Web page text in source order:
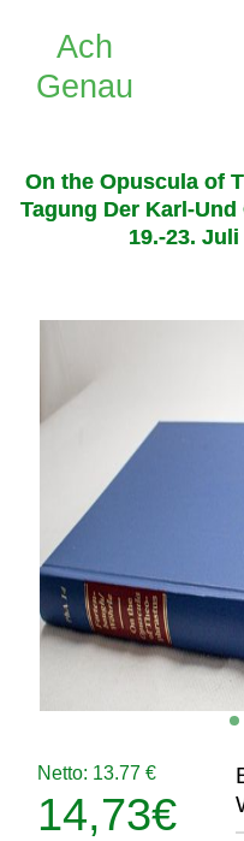
On the Opuscula of
Tagung Der Karl-
19.-23.
Netto: 13.77 €
14,73€